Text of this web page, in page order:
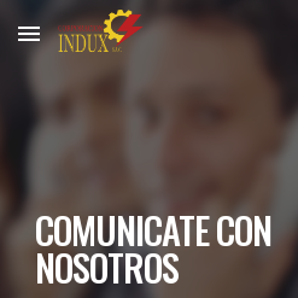
Skip to main content
COMUNICATE CON
NOSOTROS